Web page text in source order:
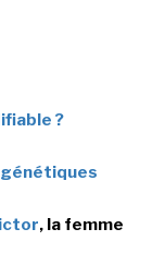
?
, la femme